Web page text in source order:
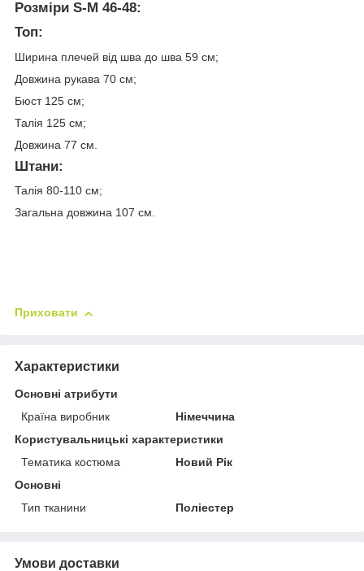
Розміри S-M 46-48:
Топ:
Ширина плечей від шва до шва 59 см;
Довжина рукава 70 см;
Бюст 125 см;
Талія 125 см;
Довжина 77 см.
Штани:
Талія 80-110 см;
Загальна довжина 107 см.
Приховати
Характеристики
Основні атрибути
Країна виробник
Німеччина
Користувальницькі характеристики
Тематика костюма
Новий Рік
Основні
Тип тканини
Поліестер
Умови доставки